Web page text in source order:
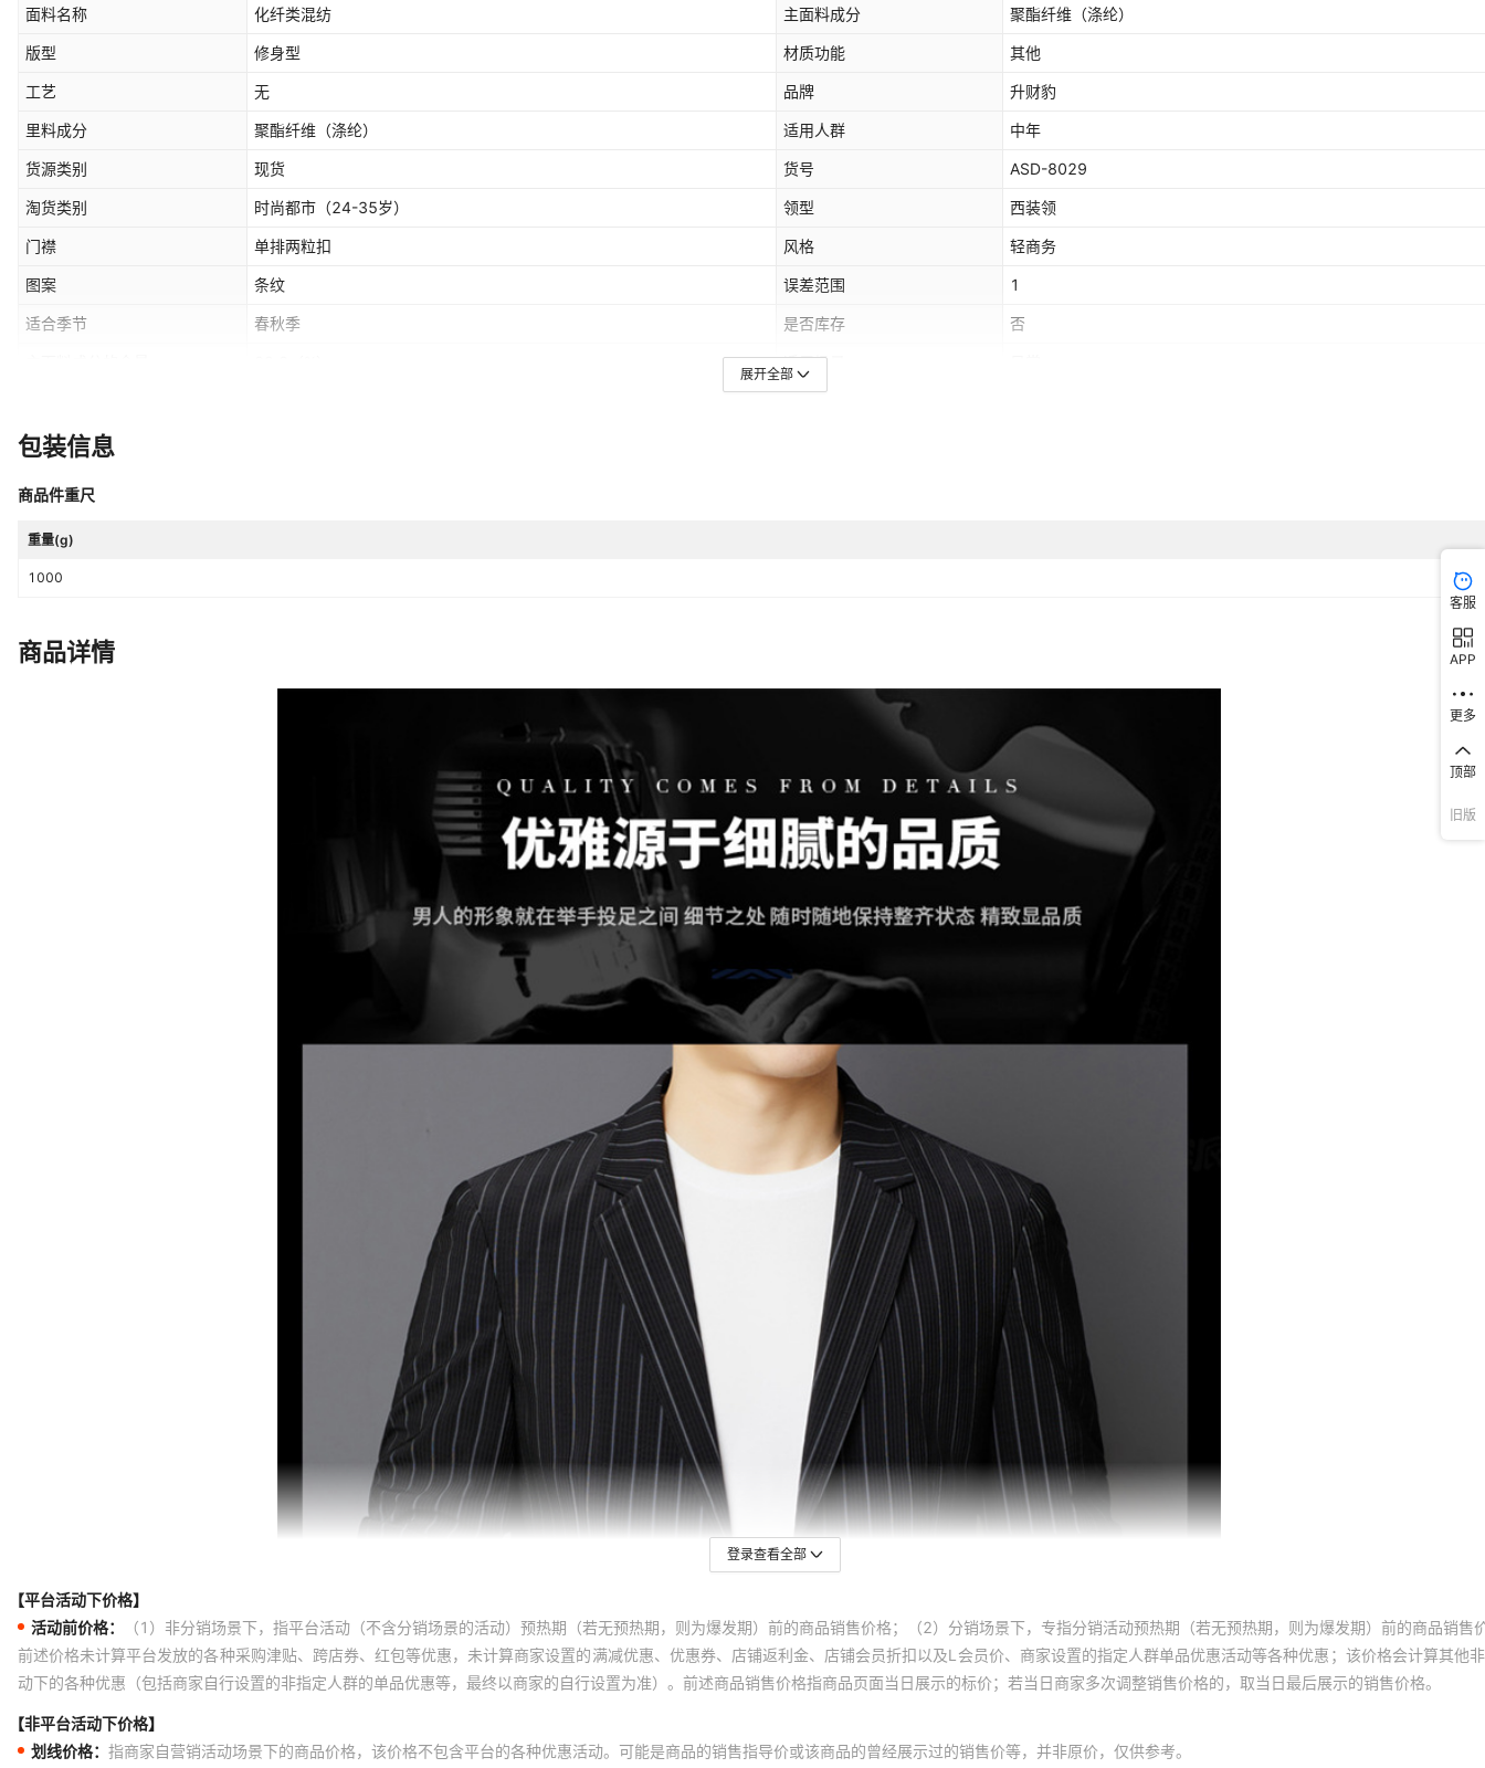
面料名称 化纤类混纺 主面料成分 聚酯纤维（涤纶）
版型 修身型 材质功能 其他
工艺 无 品牌 升财豹
里料成分 聚酯纤维（涤纶） 适用人群 中年
货源类别 现货 货号 ASD-8029
淘货类别 时尚都市（24-35岁） 领型 西装领
门襟 单排两粒扣 风格 轻商务
图案 条纹 误差范围 1
适合季节 春秋季 是否库存 否
适用场景
款式细节
展开全部
包装信息
商品件重尺
重量(g)
1000
商品详情
登录查看全部
【平台活动下价格】
活动前价格：
（1）非分销场景下，指平台活动（不含分销场景的活动）预热期（若无预热期，则为爆发期）前的商品销售价格；（2）分销场景下，专指分销活动预热期（若无预热期，则为爆发期）前的商品销售
前述价格未计算平台发放的各种采购津贴、跨店券、红包等优惠，未计算商家设置的满减优惠、优惠券、店铺返利金、店铺会员折扣以及L会员价、商家设置的指定人群单品优惠活动等各种优惠；该价格会计算其他
动下的各种优惠（包括商家自行设置的非指定人群的单品优惠等，最终以商家的自行设置为准）。前述商品销售价格指商品页面当日展示的标价；若当日商家多次调整销售价格的，取当日最后展示的销售价格。
【非平台活动下价格】
划线价格： 指商家自营销活动场景下的商品价格，该价格不包含平台的各种优惠活动。可能是商品的销售指导价或该商品的曾经展示过的销售价等，并非原价，仅供参考。
客服
APP
更多
顶部
旧版